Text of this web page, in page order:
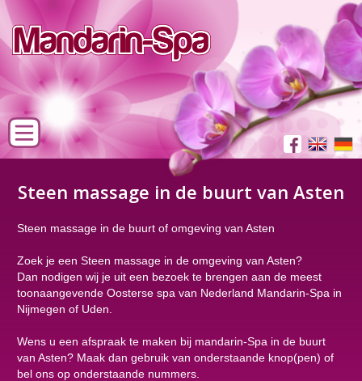
Steen massage in de buurt van Asten
Steen massage in de buurt of omgeving van Asten
Zoek je een Steen massage in de omgeving van Asten?
Dan nodigen wij je uit een bezoek te brengen aan de meest
toonaangevende Oosterse spa van Nederland Mandarin-Spa in
Nijmegen of Uden.
Wens u een afspraak te maken bij mandarin-Spa in de buurt
van Asten? Maak dan gebruik van onderstaande knop(pen) of
bel ons op onderstaande nummers.